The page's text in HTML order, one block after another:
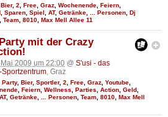
Bier, 2 Free Graz Wochenende Feiern
Sparen Spiel AT, Getränke ... Personen Dj
Team 8010 Max Mell Allee 11
mit der Crazy
2009 um 22:00 @ S'usi - das
, Graz
Party, Bier, Sportler, 2, Free, Graz, Youtube,
, Feiern, Wellness, Parties, Action, Geld,
AT, Getränke, ... Personen, Team, 8010, Max Mell